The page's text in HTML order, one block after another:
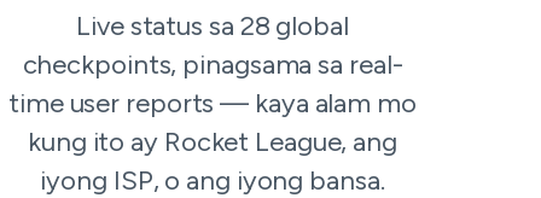
Live status sa 28 global
checkpoints, pinagsama sa real-
time user reports — kaya alam mo
kung ito ay Rocket League, ang
iyong ISP, o ang iyong bansa.